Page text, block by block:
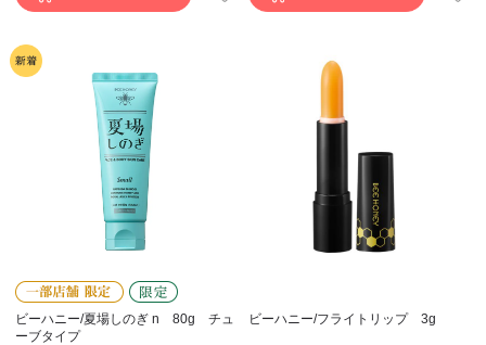
ビーハニー/夏場しのぎ n 80g チュ
ーブタイプ
ビーハニー/フライトリップ 3g